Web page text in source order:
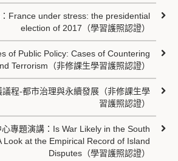
France under stress: the presidential
election of 2017（學習護照認證）
of Public Policy: Cases of Countering
Terrorism（非修課生學習護照認證）
程-都市治理與永續發展（非修課生學
習護照認證）
專題演講：Is War Likely in the South
Look at the Empirical Record of Island
Disputes（學習護照認證）